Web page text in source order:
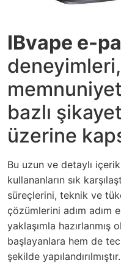
IBvape e-
deneyimleri,
bazlı
üzerine
Bu uzun ve detaylı
kullananların sık
süreçlerini, teknik ve
çözümlerini adım adım
yaklaşımla hazırlanmış
başlayanlara hem de
şekilde yapılandırılmıştır.